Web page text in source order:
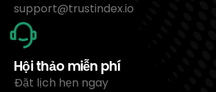
support@trustindex.io
Hội thảo miễn phí
Đặt lịch hẹn ngay